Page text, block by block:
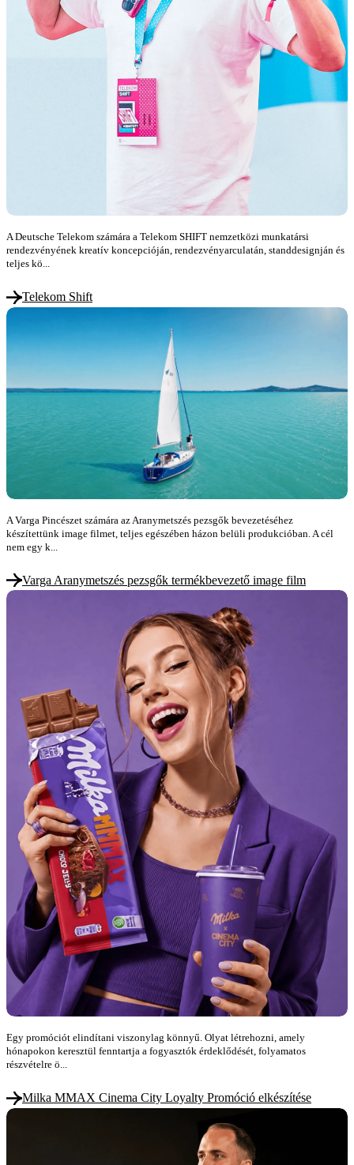
A Deutsche Telekom számára a Telekom SHIFT nemzetközi munkatársi
rendezvényének kreatív koncepcióján, rendezvényarculatán, standdesignján és
teljes kö...
Telekom Shift
A Varga Pincészet számára az Aranymetszés pezsgők bevezetéséhez
készítettünk image filmet, teljes egészében házon belüli produkcióban. A cél
nem egy k...
Varga Aranymetszés pezsgők termékbevezető image film
Egy promóciót elindítani viszonylag könnyű. Olyat létrehozni, amely
hónapokon keresztül fenntartja a fogyasztók érdeklődését, folyamatos
részvételre ö...
Milka MMAX Cinema City Loyalty Promóció elkészítése